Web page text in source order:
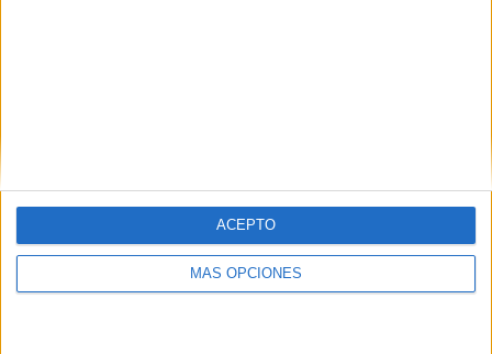
MÁS OPCIONES
ACEPTO
Suscribir